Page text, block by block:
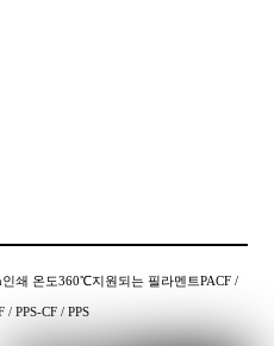
쇄 온도360℃지원되는 필라멘트PACF /
/ PPS-CF / PPS